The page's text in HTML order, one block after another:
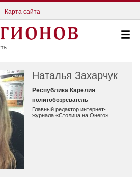
Карта сайта
Наталья Захарчук
Республика Карелия
политобозреватель
Главный редактор интернет-
журнала «Столица на Онего»